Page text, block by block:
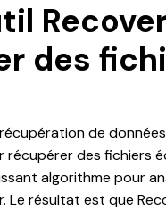
des
de
des fichiers
algorithme pour
Le résultat est que